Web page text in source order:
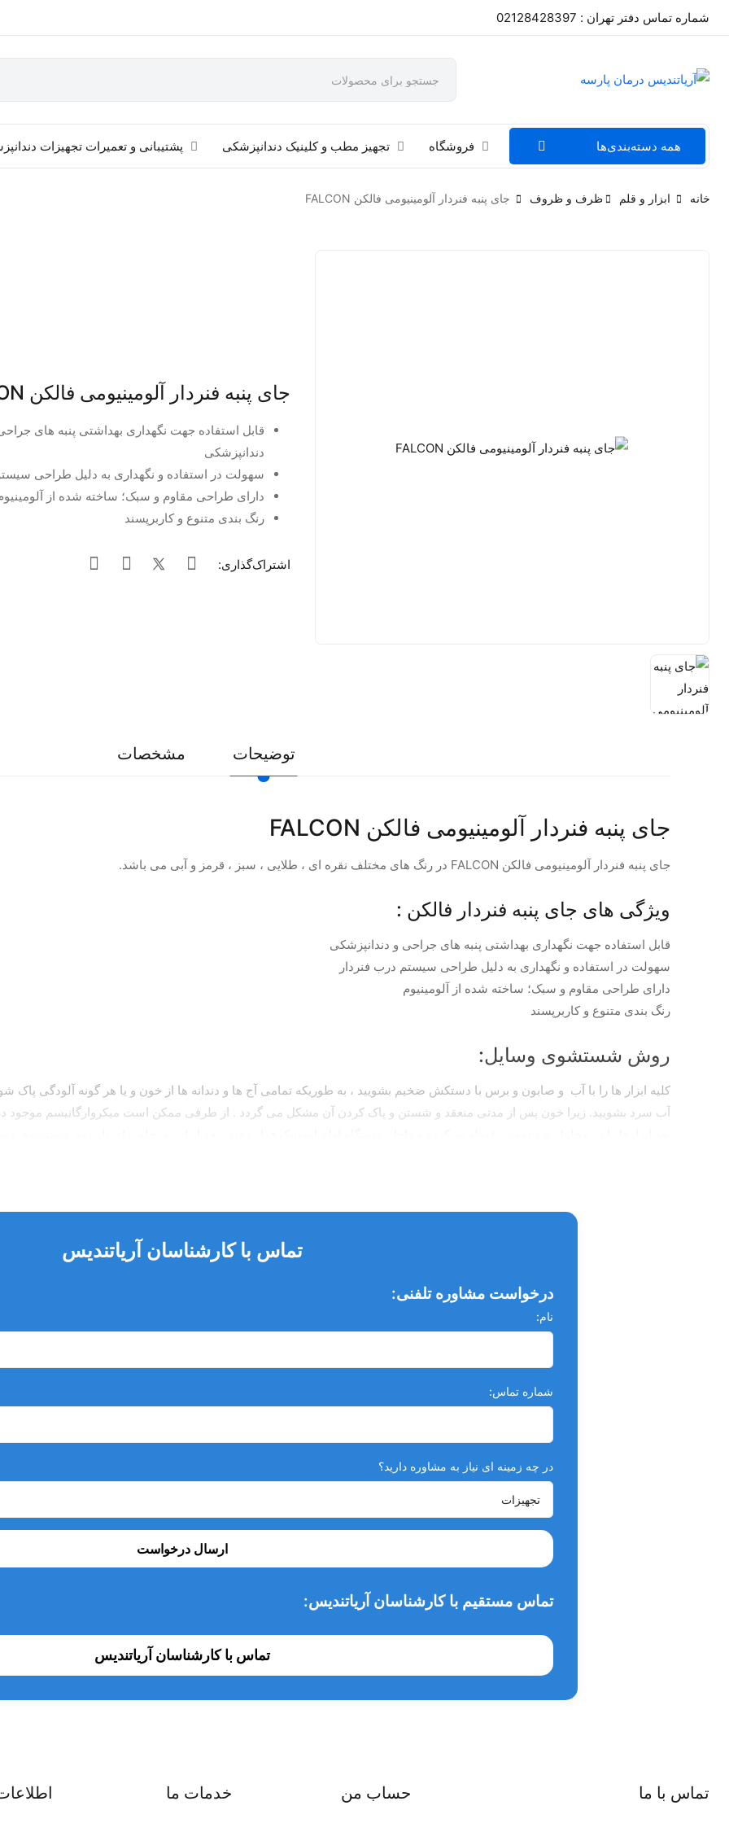
شماره تماس دفتر تهران : 02128428397
همه دسته‌بندی‌ها فروشگاه تجهیز مطب و کلینیک دندانپزشکی پشتیبانی و تعمیرات تجهیزات
خانه ابزار و قلم ظرف و ظروف جای پنبه فنردار آلومینیومی فالکن FALCON
جای پنبه فنردار آلومینیومی فالکن FALCON
قابل استفاده جهت نگهداری بهداشتی پنبه های
دندانپزشکی
سهولت در استفاده و نگهداری به دلیل طراحی
دارای طراحی مقاوم و سبک؛ ساخته شده از
رنگ بندی متنوع و کاربرپسند
اشتراک‌گذاری:
توضیحات مشخصات
جای پنبه فنردار آلومینیومی فالکن FALCON
جای پنبه فنردار آلومینیومی فالکن FALCON در رنگ های مختلف نقره ای ، طلایی ، سبز ، قرمز و آبی می باشد.
ویژگی های جای پنبه فنردار فالکن :
قابل استفاده جهت نگهداری بهداشتی پنبه های جراحی و دندانپزشکی
سهولت در استفاده و نگهداری به دلیل طراحی سیستم درب فنردار
دارای طراحی مقاوم و سبک؛ ساخته شده از آلومینیوم
رنگ بندی متنوع و کاربرپسند
روش شستشوی وسایل:
کلیه ابزار ها را با آب و صابون و برس با دستکش ضخیم بشویید ، به طوریکه تمامی آج ها و دندانه ها از خون و یا هر گونه آلودگی پاک
آب سرد بشویید. زیرا خون پس از مدتی منعقد و شستن و پاک کردن آن مشکل می گردد . از طرفی ممکن است میکروارگانیسم موجود در
تماس با کارشناسان آریاتندیس
درخواست مشاوره تلفنی:
نام:
شماره تماس:
در چه زمینه ای نیاز به مشاوره دارید؟
ارسال درخواست
تماس مستقیم با کارشناسان آریاتندیس:
تماس با کارشناسان آریاتندیس
تماس با ما حساب من خدمات ما